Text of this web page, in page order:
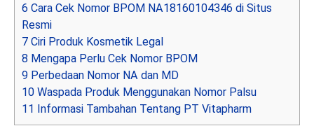
6 Cara Cek Nomor BPOM NA18160104346 di Situs
Resmi
7 Ciri Produk Kosmetik Legal
8 Mengapa Perlu Cek Nomor BPOM
9 Perbedaan Nomor NA dan MD
10 Waspada Produk Menggunakan Nomor Palsu
11
Informasi Tambahan Tentang PT Vitapharm